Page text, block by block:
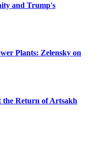
and Trump's
Plants: Zelensky on
the Return of Artsakh